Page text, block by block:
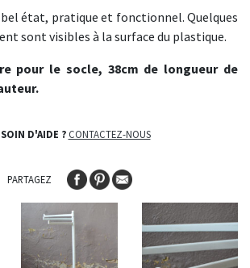
état, pratique et fonctionnel. Quelques
sont visibles à la surface du plastique.
pour le socle, 38cm de longueur de
D'AIDE ? CONTACTEZ-NOUS
PARTAGEZ